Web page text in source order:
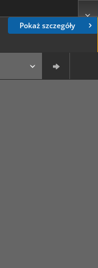
Pokaż szczegóły